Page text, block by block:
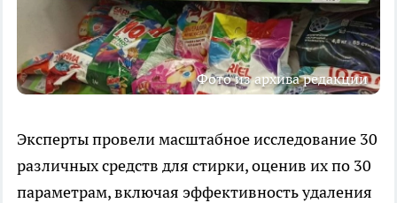
Фото из архива редакции
Эксперты провели масштабное исследование 30
различных средств для стирки, оценив их по 30
параметрам, включая эффективность удаления